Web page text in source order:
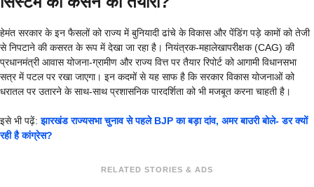
हेमंत सरकार के इन फैसलों को राज्य में बुनियादी ढांचे के विकास और पेंडिंग पड़े कामों को तेजी
से निपटाने की कसरत के रूप में देखा जा रहा है। नियंत्रक-महालेखापरीक्षक (CAG) की
प्रधानमंत्री आवास योजना-ग्रामीण और राज्य वित्त पर तैयार रिपोर्ट को आगामी विधानसभा
सत्र में पटल पर रखा जाएगा। इन कदमों से यह साफ है कि सरकार विकास योजनाओं को
धरातल पर उतारने के साथ-साथ प्रशासनिक पारदर्शिता को भी मजबूत करना चाहती है।
इसे भी पढ़ें:झारखंड राज्यसभा चुनाव से पहले BJP का बड़ा दांव, अमर बाउरी बोले- डर क्यों
रही है कांग्रेस?
RELATED STORIES & ADS